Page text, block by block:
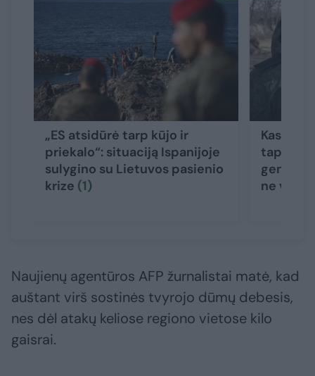
„ES atsidūrė tarp kūjo ir
priekalo“: situaciją Ispanijoje
sulygino su Lietuvos pasienio
krize (1)
Kas yra
tapęs
ne
Naujienų agentūros AFP žurnalistai matė, kad
auštant virš sostinės tvyrojo dūmų debesis,
nes dėl atakų keliose regiono vietose kilo
gaisrai.